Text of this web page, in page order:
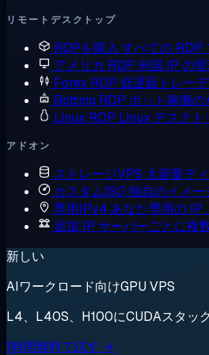
リモートデスクトップ
RDPを購入 すべての RDP
アメリカ RDP 米国 IP の
Forex RDP 低遅延トレー
Botting RDP ボット稼働
Linux RDP Linux デスクト
アドオン
ストレージVPS 大容量デ
カスタムISO 独自のイメー
専用IPv4 あなた専用の IP
追加 IP サーバーごとに複
新しい
AIワークロード向けGPU VPS
L4、L40S、H100にCUDAスタッ
1時間無料で試す →